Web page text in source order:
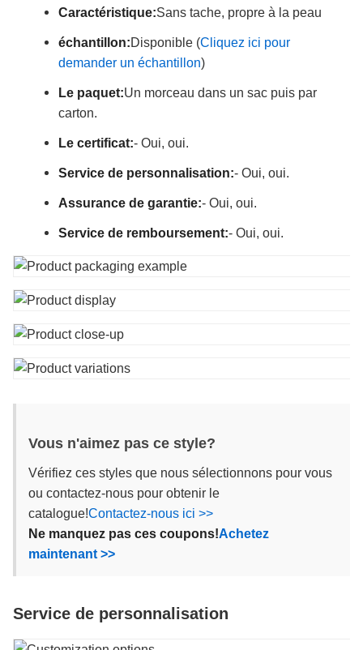
Caractéristique:Sans tache, propre à la peau
échantillon:Disponible (Cliquez ici pour
demander un échantillon)
Le paquet:Un morceau dans un sac puis par
carton.
Le certificat:- Oui, oui.
Service de personnalisation:- Oui, oui.
Assurance de garantie:- Oui, oui.
Service de remboursement:- Oui, oui.
Vous n'aimez pas ce style?
Vérifiez ces styles que nous sélectionnons pour vous
ou contactez-nous pour obtenir le
catalogue!Contactez-nous ici >>
Ne manquez pas ces coupons!Achetez
maintenant >>
Service de personnalisation